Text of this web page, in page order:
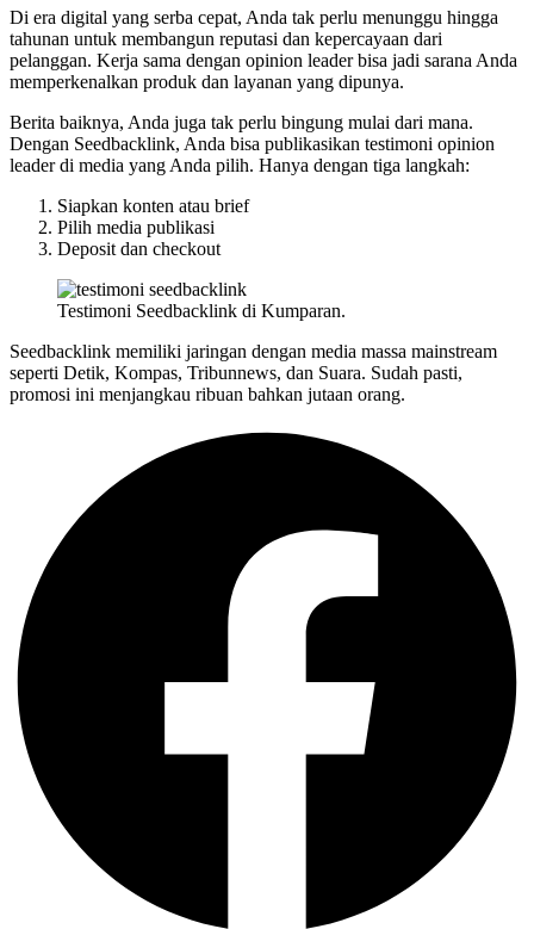
Di era digital yang serba cepat, Anda tak perlu menunggu hingga
tahunan untuk membangun reputasi dan kepercayaan dari
pelanggan. Kerja sama dengan opinion leader bisa jadi sarana Anda
memperkenalkan produk dan layanan yang dipunya.
Berita baiknya, Anda juga tak perlu bingung mulai dari mana.
Dengan Seedbacklink, Anda bisa publikasikan testimoni opinion
leader di media yang Anda pilih. Hanya dengan tiga langkah:
Siapkan konten atau brief
Pilih media publikasi
Deposit dan checkout
Testimoni Seedbacklink di Kumparan.
Seedbacklink memiliki jaringan dengan media massa mainstream
seperti Detik, Kompas, Tribunnews, dan Suara. Sudah pasti,
promosi ini menjangkau ribuan bahkan jutaan orang.